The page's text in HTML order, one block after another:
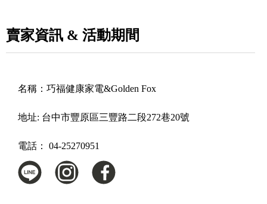
賣家資訊 & 活動期間
名稱： 巧福健康家電&Golden Fox
地址: 台中市豐原區三豐路二段272巷20號
電話： 04-25270951